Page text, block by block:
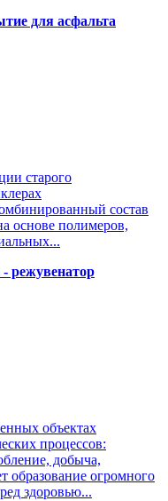
для асфальта
старого
состав
основе полимеров,
режувенатор
объектах
процессов:
добыча,
образование огромного
здоровью...